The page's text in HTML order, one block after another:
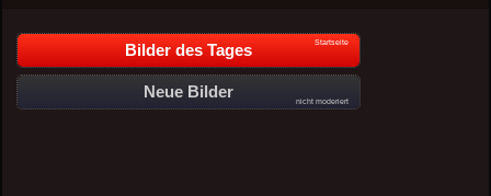
Bilder des Tages Startseite
Neue Bilder
nicht moderiert